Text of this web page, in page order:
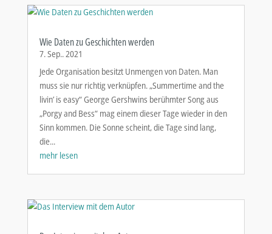
Wie Daten zu Geschichten werden
7. Sep.. 2021
Jede Organisation besitzt Unmengen von Daten. Man
muss sie nur richtig verknüpfen. „Summertime and the
livin’ is easy“ George Gershwins berühmter Song aus
„Porgy and Bess“ mag einem dieser Tage wieder in den
Sinn kommen. Die Sonne scheint, die Tage sind lang,
die...
mehr lesen